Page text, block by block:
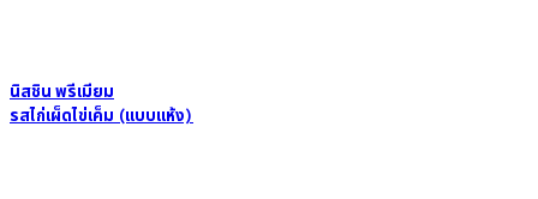
นิสชิน พรีเมียม
รสไก่เผ็ดไข่เค็ม (แบบแห้ง)